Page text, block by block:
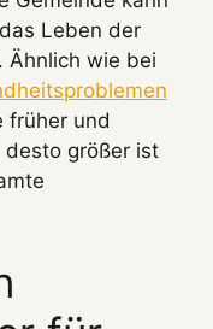
Leben der
Ähnlich wie bei
früher und
größer ist